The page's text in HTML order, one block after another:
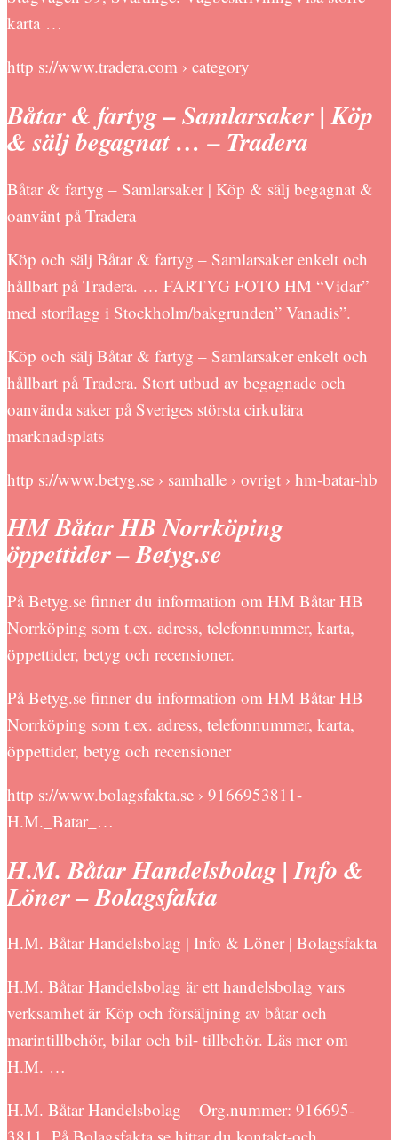
karta …
http s://www.tradera.com › category
Båtar & fartyg – Samlarsaker | Köp
& sälj begagnat … – Tradera
Båtar & fartyg – Samlarsaker | Köp & sälj begagnat &
oanvänt på Tradera
Köp och sälj Båtar & fartyg – Samlarsaker enkelt och
hållbart på Tradera. … FARTYG FOTO HM “Vidar”
med storflagg i Stockholm/bakgrunden” Vanadis”.
Köp och sälj Båtar & fartyg – Samlarsaker enkelt och
hållbart på Tradera. Stort utbud av begagnade och
oanvända saker på Sveriges största cirkulära
marknadsplats
http s://www.betyg.se › samhalle › ovrigt › hm-batar-hb
HM Båtar HB Norrköping
öppettider – Betyg.se
På Betyg.se finner du information om HM Båtar HB
Norrköping som t.ex. adress, telefonnummer, karta,
öppettider, betyg och recensioner.
På Betyg.se finner du information om HM Båtar HB
Norrköping som t.ex. adress, telefonnummer, karta,
öppettider, betyg och recensioner
http s://www.bolagsfakta.se › 9166953811-
H.M._Batar_…
H.M. Båtar Handelsbolag | Info &
Löner – Bolagsfakta
H.M. Båtar Handelsbolag | Info & Löner | Bolagsfakta
H.M. Båtar Handelsbolag är ett handelsbolag vars
verksamhet är Köp och försäljning av båtar och
marintillbehör, bilar och bil- tillbehör. Läs mer om
H.M. …
H.M. Båtar Handelsbolag – Org.nummer: 916695-